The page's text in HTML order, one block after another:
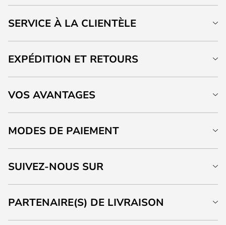
SERVICE À LA CLIENTÈLE
EXPÉDITION ET RETOURS
VOS AVANTAGES
MODES DE PAIEMENT
SUIVEZ-NOUS SUR
PARTENAIRE(S) DE LIVRAISON